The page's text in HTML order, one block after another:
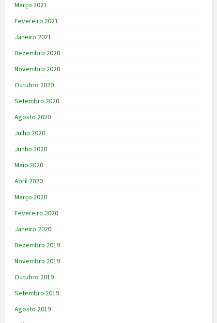
Março 2021
Fevereiro 2021
Janeiro 2021
Dezembro 2020
Novembro 2020
Outubro 2020
Setembro 2020
Agosto 2020
Julho 2020
Junho 2020
Maio 2020
Abril 2020
Março 2020
Fevereiro 2020
Janeiro 2020
Dezembro 2019
Novembro 2019
Outubro 2019
Setembro 2019
Agosto 2019